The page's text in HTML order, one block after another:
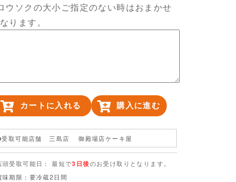
ウソクの大小ご指定のない時はおまかせ
ります。
カートに入れる 購入に進む
取可能店舗 三島店 御殿場店ケーキ屋
頭受取可能日： 最短で3日後のお受け取りとなります。
味期限：要冷蔵2日間